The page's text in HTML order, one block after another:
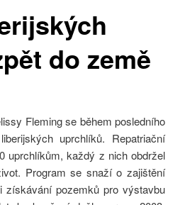
do země
Fleming se během posledního
uprchlíků. Repatriační
uprchlíkům, každý z nich obdržel
Program se snaží o zajištění
získávání pozemků pro výstavbu